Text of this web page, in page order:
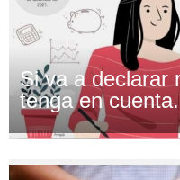
Si va a declarar
tenga en